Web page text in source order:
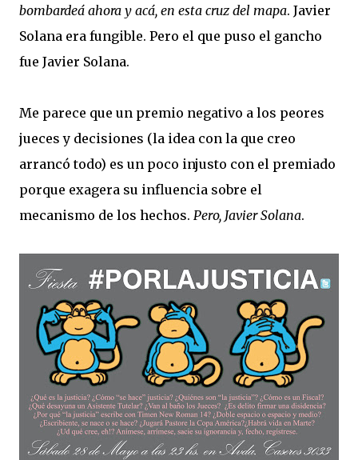
bombardeá ahora y acá, en esta cruz del mapa. Javier
Solana era fungible. Pero el que puso el gancho
fue Javier Solana.
Me parece que un premio negativo a los peores
jueces y decisiones (la idea con la que creo
arrancó todo) es un poco injusto con el premiado
porque exagera su influencia sobre el
mecanismo de los hechos. Pero, Javier Solana.